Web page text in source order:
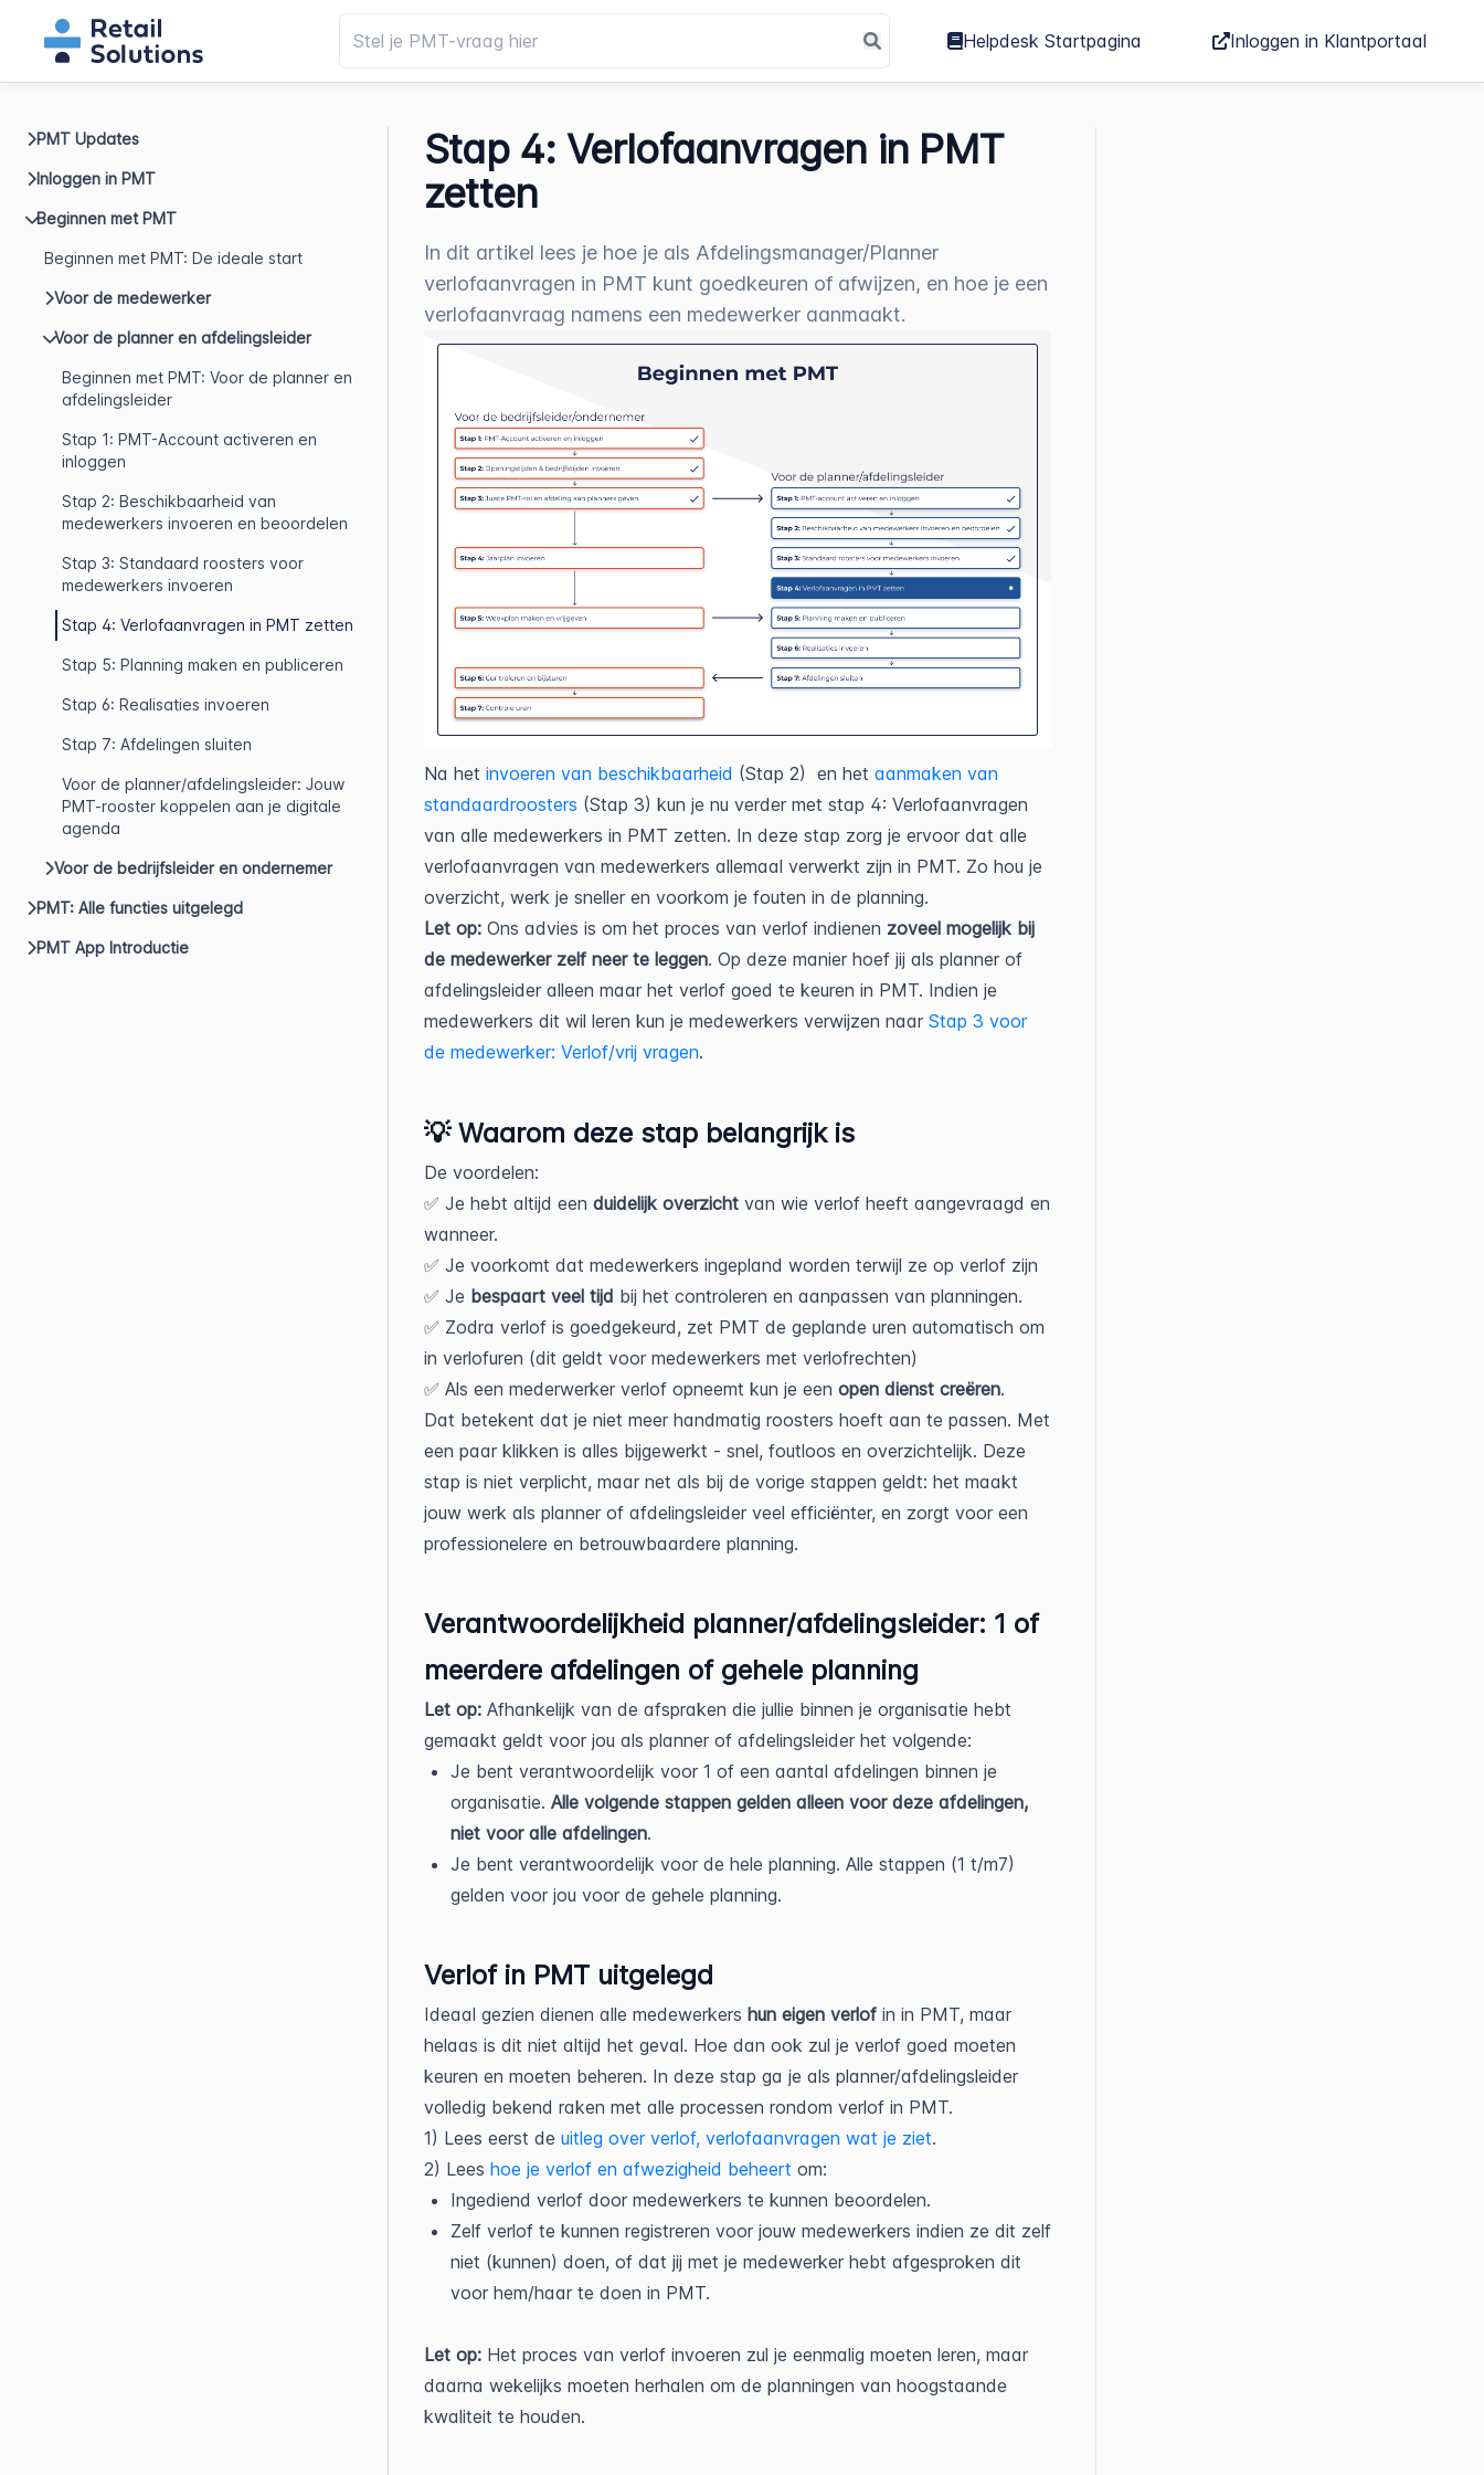
Helpdesk Startpagina Inloggen in Klantportaal
PMT Updates
Inloggen in PMT
Beginnen met PMT
Beginnen met PMT: De ideale start
Voor de medewerker
Voor de planner en afdelingsleider
Beginnen met PMT: Voor de planner en
afdelingsleider
Stap 1: PMT-Account activeren en
inloggen
Stap 2: Beschikbaarheid van
medewerkers invoeren en beoordelen
Stap 3: Standaard roosters voor
medewerkers invoeren
Stap 4: Verlofaanvragen in PMT zetten
Stap 5: Planning maken en publiceren
Stap 6: Realisaties invoeren
Stap 7: Afdelingen sluiten
Voor de planner/afdelingsleider: Jouw
PMT-rooster koppelen aan je digitale
agenda
Voor de bedrijfsleider en ondernemer
PMT: Alle functies uitgelegd
PMT App Introductie
Stap 4: Verlofaanvragen in PMT
zetten
In dit artikel lees je hoe je als Afdelingsmanager/Planner
verlofaanvragen in PMT kunt goedkeuren of afwijzen, en hoe je een
verlofaanvraag namens een medewerker aanmaakt.
Na het invoeren van beschikbaarheid (Stap 2) en het aanmaken van
standaardroosters (Stap 3) kun je nu verder met stap 4: Verlofaanvragen
van alle medewerkers in PMT zetten. In deze stap zorg je ervoor dat alle
verlofaanvragen van medewerkers allemaal verwerkt zijn in PMT. Zo hou je
overzicht, werk je sneller en voorkom je fouten in de planning.
Let op: Ons advies is om het proces van verlof indienen zoveel mogelijk bij
de medewerker zelf neer te leggen. Op deze manier hoef jij als planner of
afdelingsleider alleen maar het verlof goed te keuren in PMT. Indien je
medewerkers dit wil leren kun je medewerkers verwijzen naar Stap 3 voor
de medewerker: Verlof/vrij vragen.
💡 Waarom deze stap belangrijk is
De voordelen:
✅ Je hebt altijd een duidelijk overzicht van wie verlof heeft aangevraagd en
wanneer.
✅ Je voorkomt dat medewerkers ingepland worden terwijl ze op verlof zijn
✅ Je bespaart veel tijd bij het controleren en aanpassen van planningen.
✅ Zodra verlof is goedgekeurd, zet PMT de geplande uren automatisch om
in verlofuren (dit geldt voor medewerkers met verlofrechten)
✅ Als een mederwerker verlof opneemt kun je een open dienst creëren.
Dat betekent dat je niet meer handmatig roosters hoeft aan te passen. Met
een paar klikken is alles bijgewerkt - snel, foutloos en overzichtelijk. Deze
stap is niet verplicht, maar net als bij de vorige stappen geldt: het maakt
jouw werk als planner of afdelingsleider veel efficiënter, en zorgt voor een
professionelere en betrouwbaardere planning.
Verantwoordelijkheid planner/afdelingsleider: 1 of
meerdere afdelingen of gehele planning
Let op: Afhankelijk van de afspraken die jullie binnen je organisatie hebt
gemaakt geldt voor jou als planner of afdelingsleider het volgende:
Je bent verantwoordelijk voor 1 of een aantal afdelingen binnen je
organisatie. Alle volgende stappen gelden alleen voor deze afdelingen,
niet voor alle afdelingen.
Je bent verantwoordelijk voor de hele planning. Alle stappen (1 t/m7)
gelden voor jou voor de gehele planning.
Verlof in PMT uitgelegd
Ideaal gezien dienen alle medewerkers hun eigen verlof in in PMT, maar
helaas is dit niet altijd het geval. Hoe dan ook zul je verlof goed moeten
keuren en moeten beheren. In deze stap ga je als planner/afdelingsleider
volledig bekend raken met alle processen rondom verlof in PMT.
1) Lees eerst de uitleg over verlof, verlofaanvragen wat je ziet.
2) Lees hoe je verlof en afwezigheid beheert om:
Ingediend verlof door medewerkers te kunnen beoordelen.
Zelf verlof te kunnen registreren voor jouw medewerkers indien ze dit zelf
niet (kunnen) doen, of dat jij met je medewerker hebt afgesproken dit
voor hem/haar te doen in PMT.
Let op: Het proces van verlof invoeren zul je eenmalig moeten leren, maar
daarna wekelijks moeten herhalen om de planningen van hoogstaande
kwaliteit te houden.